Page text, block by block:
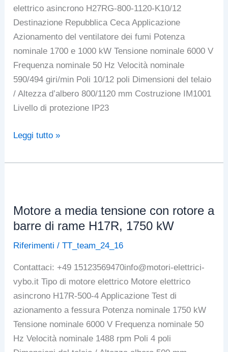
elettrico asincrono H27RG-800-1120-K10/12
Destinazione Repubblica Ceca Applicazione
Azionamento del ventilatore dei fumi Potenza
nominale 1700 e 1000 kW Tensione nominale 6000 V
Frequenza nominale 50 Hz Velocità nominale
590/494 giri/min Poli 10/12 poli Dimensioni del telaio
/ Altezza d’albero 800/1120 mm Costruzione IM1001
Livello di protezione IP23
3
elettrici
velocità
H27RG,
kW,
Repubblica
Ceca
Leggi tutto »
Motore a media tensione con rotore a
barre di rame H17R, 1750 kW
Riferimenti /TT_team_24_16
Contattaci: +49 15123569470info@motori-elettrici-
vybo.it Tipo di motore elettrico Motore elettrico
asincrono H17R-500-4 Applicazione Test di
azionamento a fessura Potenza nominale 1750 kW
Tensione nominale 6000 V Frequenza nominale 50
Hz Velocità nominale 1488 rpm Poli 4 poli